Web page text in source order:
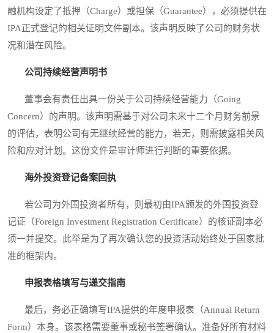
融机构设定了抵押（Charge）或担保（Guarantee），必须提供在
IPA正式登记的相关证明文件副本。该声明反映了公司的财务状
况和潜在风险。
公司持续经营声明书
董事会有责任出具一份关于公司持续经营能力（Going
Concern）的声明。该声明需基于对公司未来十二个月财务前景
的评估，表明公司有无继续经营的能力，若无，则需披露相关风
险和应对计划。这份文件是审计师进行判断的重要依据。
海外投资登记备案回执
若公司为外国投资者所有，则最初由IPA颁发的外国投资登
记证（Foreign Investment Registration Certificate）的核证副本必
须一并提交。此举是为了再次确认您的投资活动始终处于国家批
准的框架内。
申报表格填写与递交指南
最后，务必正确填写IPA提供的年度申报表（Annual Return
Form）本身。该表格需要董事或秘书签署确认。准备好所有材料